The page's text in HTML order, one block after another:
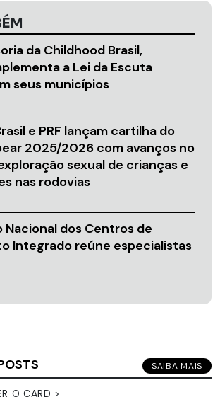
da Childhood Brasil,
a Lei da Escuta
seus municípios
e PRF lançam cartilha do
2025/2026 com avanços no
sexual de crianças e
nas rodovias
Nacional dos Centros de
Integrado reúne especialistas
SAIBA MAIS
O CARD >